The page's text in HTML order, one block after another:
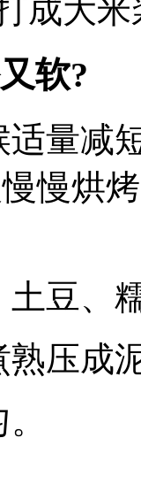
成大
软?
适量减
慢烘
土豆、
熟压成